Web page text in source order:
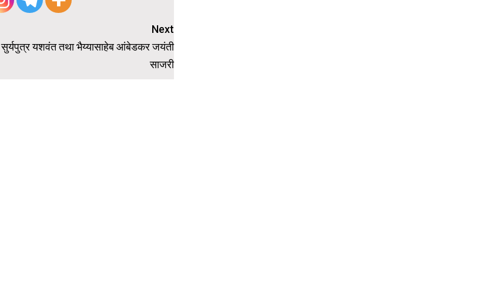
Next
सुर्यपुत्र यशवंत तथा भैय्यासाहेब आंबेडकर जयंती
साजरी